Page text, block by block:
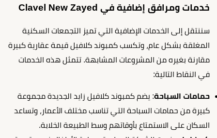
خدمات ومرافق إضافية في Clavel New Zayed
سننتقل إلى الخدمات الإضافية التي تميز التجمعات السكنية
المغلقة بشكل عام، وتكسب كمبوند كلافيل قيمة عقارية كبيرة
مقارنة بغيره من المشروعات المشابهة. تتمثل هذه الخدمات
في النقاط التالية:
حمامات السباحة: يضم كمبوند كلافيل زايد الجديدة مجموعة
كبيرة من حمامات السباحة التي تناسب مختلف الأعمار، وتساعد
السكان على الاستمتاع بأوقاتهم وسط الطبيعة الخلابة.